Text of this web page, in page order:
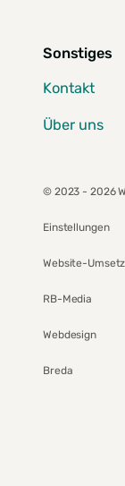
Sonstiges
Kontakt
Über uns
© 2023 - 2026
Einstellungen
Website-
RB-Media
Webdesign
Breda